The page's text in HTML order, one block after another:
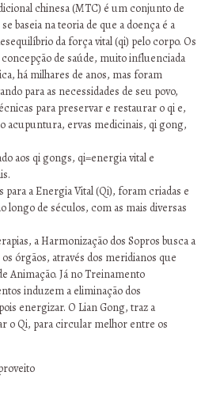
chinesa (MTC) é um conjunto de
baseia na teoria de que a doença é a
da força vital (qi) pelo corpo. Os
de saúde, muito influenciada
há milhares de anos, mas foram
para as necessidades de seu povo,
para preservar e restaurar o qi e,
acupuntura, ervas medicinais, qi gong,
aos qi gongs, qi=energia vital e
para a Energia Vital (Qi), foram criadas e
longo de séculos, com as mais diversas
a Harmonização dos Sopros busca a
órgãos, através dos meridianos que
Animação. Já no Treinamento
induzem a eliminação dos
energizar. O Lian Gong, traz a
o Qi, para circular melhor entre os